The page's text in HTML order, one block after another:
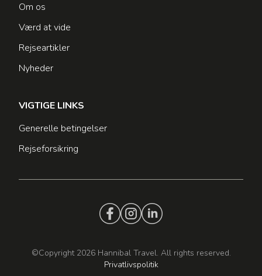
Om os
Værd at vide
Rejseartikler
Nyheder
VIGTIGE LINKS
Generelle betingelser
Rejseforsikring
©Copyright 2026 Hannibal Travel. All rights reserved.
Privatlivspolitik